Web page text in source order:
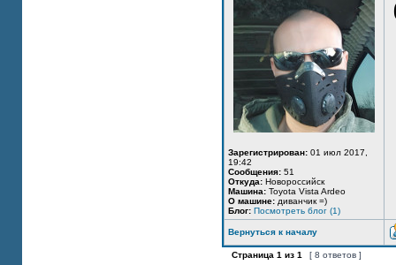
Зарегистрирован: 01 июл 2017,
19:42
Сообщения: 51
Откуда: Новороссийск
Машина: Toyota Vista Ardeo
О машине: диванчик =)
Блог: Посмотреть блог (1)
Вернуться к началу
Страница 1 из 1 [ 8 ответов ]